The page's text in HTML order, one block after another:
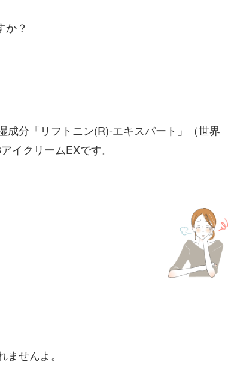
か？
成分「リフトニン(R)-エキスパート」（世界
イクリームEXです。
せんよ。